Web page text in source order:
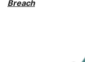
Breach